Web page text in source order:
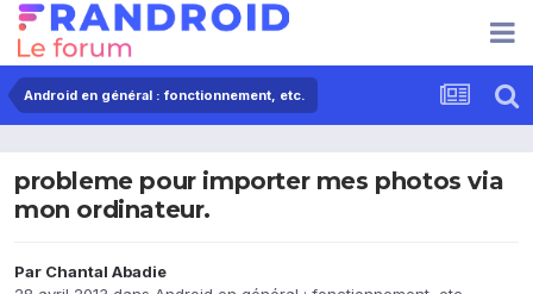
Android en général : fonctionnement, etc.
probleme pour importer mes photos via
mon ordinateur.
Par Chantal Abadie